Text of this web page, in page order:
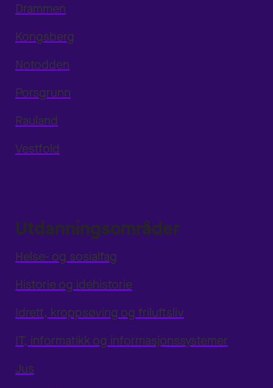
Drammen
Kongsberg
Notodden
Porsgrunn
Rauland
Vestfold
Utdanningsområder
Helse- og sosialfag
Historie og idéhistorie
Idrett, kroppsøving og friluftsliv
IT, informatikk og informasjonssystemer
Jus